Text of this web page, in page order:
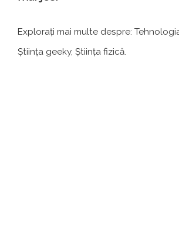
Explorați mai multe despre:
Știința geeky, Știința fizică.